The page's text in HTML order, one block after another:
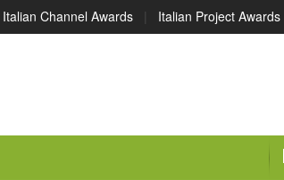
Italian Channel Awards | Italian Project Awards